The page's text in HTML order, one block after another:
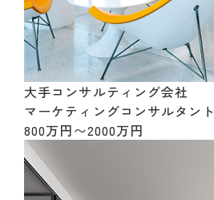
大手コンサルティング会社
マーケティングコンサルタント
800万円〜2000万円